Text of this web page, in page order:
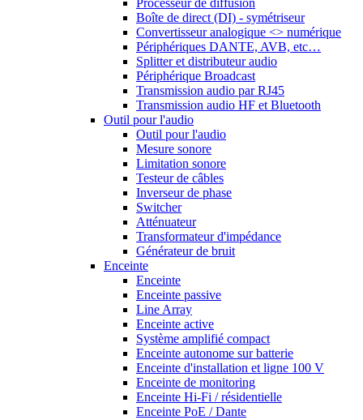
Processeur de diffusion
Boîte de direct (DI) - symétriseur
Convertisseur analogique <> numérique
Périphériques DANTE, AVB, etc…
Splitter et distributeur audio
Périphérique Broadcast
Transmission audio par RJ45
Transmission audio HF et Bluetooth
Outil pour l'audio
Outil pour l'audio
Mesure sonore
Limitation sonore
Testeur de câbles
Inverseur de phase
Switcher
Atténuateur
Transformateur d'impédance
Générateur de bruit
Enceinte
Enceinte
Enceinte passive
Line Array
Enceinte active
Système amplifié compact
Enceinte autonome sur batterie
Enceinte d'installation et ligne 100 V
Enceinte de monitoring
Enceinte Hi-Fi / résidentielle
Enceinte PoE / Dante